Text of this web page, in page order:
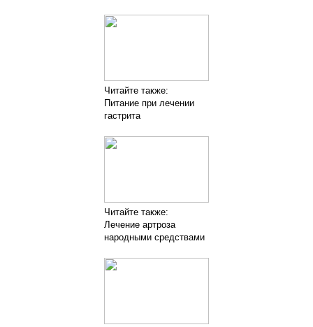
Читайте также:
Питание при лечении
гастрита
Читайте также:
Лечение артроза
народными средствами